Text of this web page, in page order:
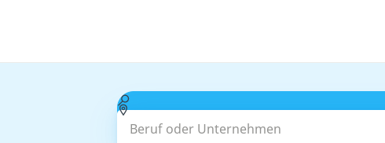
Beruf oder Unternehmen